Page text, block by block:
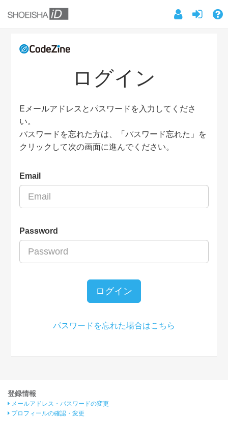
ログイン
Eメールアドレスとパスワードを入力してくださ
い。
パスワードを忘れた方は、「パスワード忘れた」を
クリックして次の画面に進んでください。
Email
Password
ログイン
パスワードを忘れた場合はこちら
登録情報
メールアドレス・パスワードの変更
プロフィールの確認・変更